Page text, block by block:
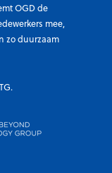
OGD de
mee,
zo duurzaam